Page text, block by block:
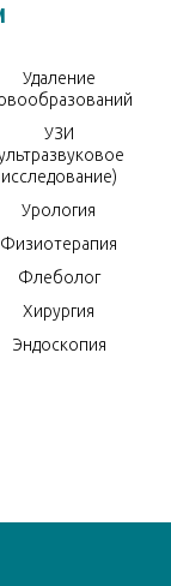
Удаление
УЗИ
исследование)
Урология
Физиотерапия
Флеболог
Хирургия
Эндоскопия